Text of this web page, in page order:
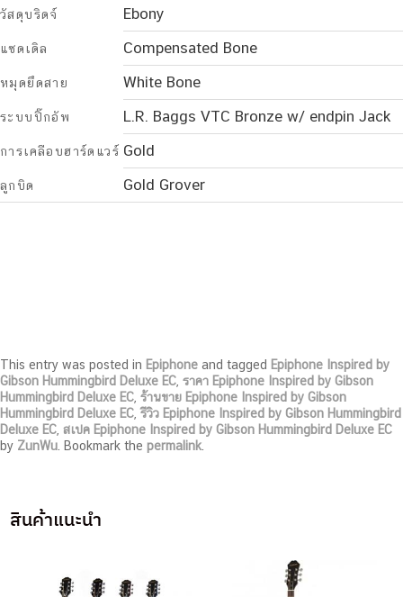
วัสดุบริดจ์ Ebony
แซดเดิล Compensated Bone
หมุดยึดสาย White Bone
ระบบปิ๊กอัพ L.R. Baggs VTC Bronze w/ endpin Jack
การเคลือบฮาร์ดแวร์ Gold
ลูกบิด Gold Grover
This entry was posted in Epiphone and tagged Epiphone Inspired by
Gibson Hummingbird Deluxe EC, ราคา Epiphone Inspired by Gibson
Hummingbird Deluxe EC, ร้านขาย Epiphone Inspired by Gibson
Hummingbird Deluxe EC,รีวิว Epiphone Inspired by Gibson Hummingbird
Deluxe EC, สเปค Epiphone Inspired by Gibson Hummingbird Deluxe EC
by ZunWu. Bookmark the permalink.
สินค้าแนะนำ